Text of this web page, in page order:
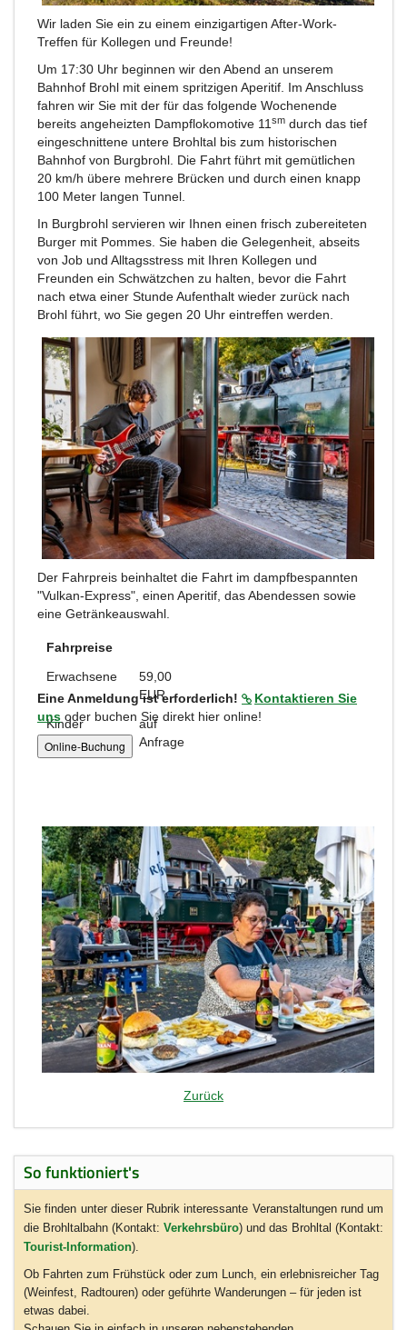
Wir laden Sie ein zu einem einzigartigen After-Work-
Treffen für Kollegen und Freunde!
Um 17:30 Uhr beginnen wir den Abend an unserem
Bahnhof Brohl mit einem spritzigen Aperitif. Im Anschluss
fahren wir Sie mit der für das folgende Wochenende
bereits angeheizten Dampflokomotive 11sm durch das tief
eingeschnittene untere Brohltal bis zum historischen
Bahnhof von Burgbrohl. Die Fahrt führt mit gemütlichen
20 km/h übere mehrere Brücken und durch einen knapp
100 Meter langen Tunnel.
In Burgbrohl servieren wir Ihnen einen frisch zubereiteten
Burger mit Pommes. Sie haben die Gelegenheit, abseits
von Job und Alltagsstress mit Ihren Kollegen und
Freunden ein Schwätzchen zu halten, bevor die Fahrt
nach etwa einer Stunde Aufenthalt wieder zurück nach
Brohl führt, wo Sie gegen 20 Uhr eintreffen werden.
Der Fahrpreis beinhaltet die Fahrt im dampfbespannten
"Vulkan-Express", einen Aperitif, das Abendessen sowie
eine Getränkeauswahl.
Fahrpreise
Erwachsene
59,00
EUR
Kinder
auf
Anfrage
Eine Anmeldung ist erforderlich!
Kontaktieren Sie
uns oder buchen Sie direkt hier online!
Zurück
So funktioniert's
Sie finden unter dieser Rubrik interessante Veranstaltungen rund um
die Brohltalbahn (Kontakt: Verkehrsbüro) und das Brohltal (Kontakt:
Tourist-Information).
Ob Fahrten zum Frühstück oder zum Lunch, ein erlebnisreicher Tag
(Weinfest, Radtouren) oder geführte Wanderungen – für jeden ist
etwas dabei.